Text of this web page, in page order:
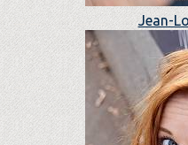
Jean-